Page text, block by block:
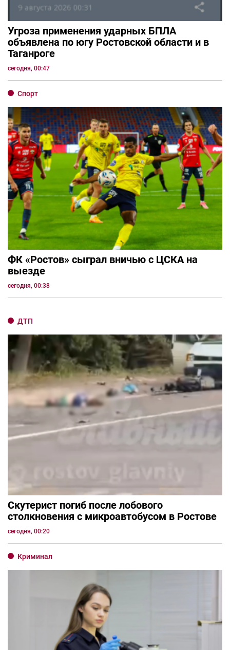
Угроза применения ударных БПЛА
объявлена по югу Ростовской области и в
Таганроге
сегодня, 00:47
Спорт
ФК «Ростов» сыграл вничью с ЦСКА на
выезде
сегодня, 00:38
ДТП
Скутерист погиб после лобового
столкновения с микроавтобусом в Ростове
сегодня, 00:20
Криминал